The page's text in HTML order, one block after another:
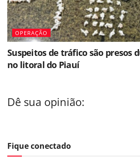
OPERAÇÃO
Suspeitos de tráfico são presos
no litoral do Piauí
Dê sua opinião:
Fique conectado